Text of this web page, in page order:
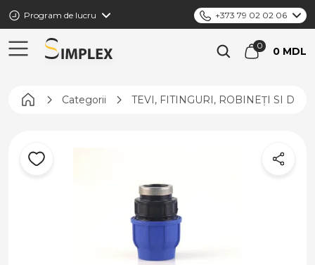
Program de lucru +373 79 02 02 06
0 MDL
Pagina principală
Categorii TEVI, FITINGURI, ROBINEȚI SI